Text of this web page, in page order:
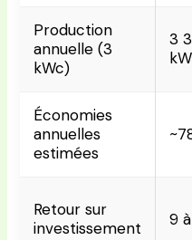
Production
annuelle (3
kWc)
3
Économies
annuelles
estimées
Retour sur
investissement
9